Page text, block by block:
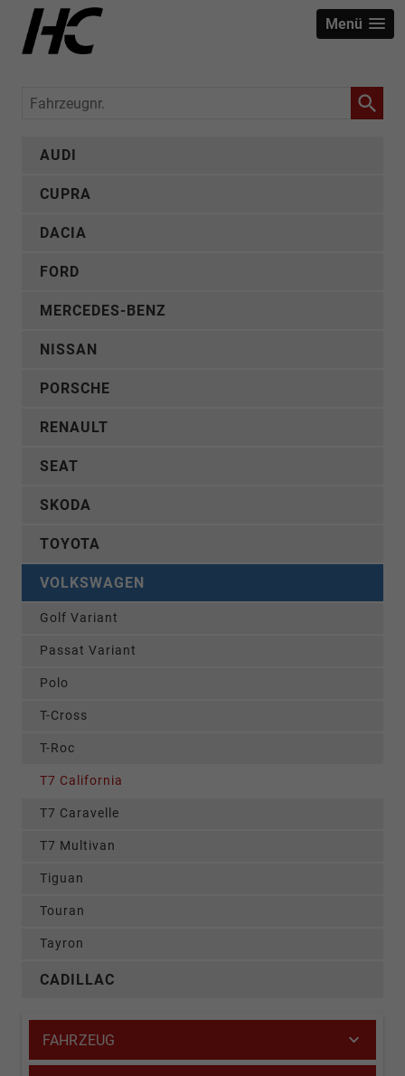
Menü
Fahrzeugnr.
AUDI
CUPRA
DACIA
FORD
MERCEDES-BENZ
NISSAN
PORSCHE
RENAULT
SEAT
SKODA
TOYOTA
VOLKSWAGEN
Golf Variant
Passat Variant
Polo
T-Cross
T-Roc
T7 California
T7 Caravelle
T7 Multivan
Tiguan
Touran
Tayron
CADILLAC
FAHRZEUG